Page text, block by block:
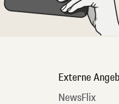
Externe
NewsFlix